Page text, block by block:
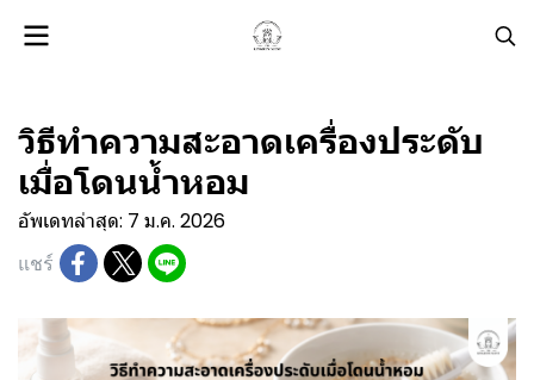
วิธีทำความสะอาดเครื่องประดับ
เมื่อโดนน้ำหอม
อัพเดทล่าสุด: 7 ม.ค. 2026
แชร์